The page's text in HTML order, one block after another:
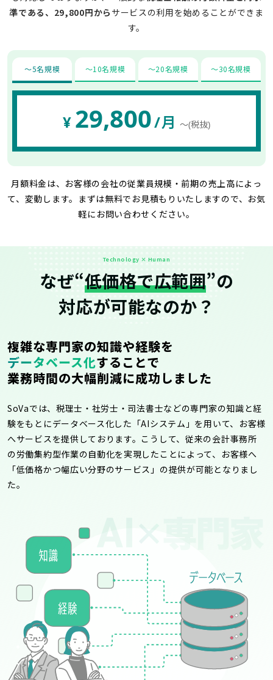
準である、29,800円から サービスの利用を始めることができま
す。
〜5名規模 〜10名規模 〜20名規模 〜30名規模
¥ 29,800/月 〜(税抜)
月額料金は、お客様の会社の従業員規模・前期の売上高によっ
て、変動します。 まずは無料でお見積もりいたしますので、お気
軽にお問い合わせください。
Technology × Human
なぜ“低価格で広範囲”の
対応が可能なのか？
複雑な専門家の知識や経験を
データベース化することで
業務時間の大幅削減に成功しました
SoVaでは、税理士・社労士・司法書士などの専門家の知識と経
験をもとにデータベース化した「AIシステム」を用いて、お客様
へサービスを提供しております。こうして、従来の会計事務所
の労働集約型作業の自動化を実現したことによって、お客様へ
「低価格かつ幅広い分野のサービス」の提供が可能となりまし
た。